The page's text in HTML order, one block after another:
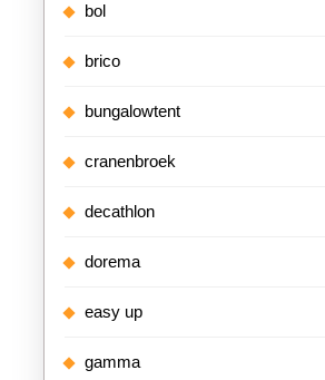
bol
brico
bungalowtent
cranenbroek
decathlon
dorema
easy up
gamma